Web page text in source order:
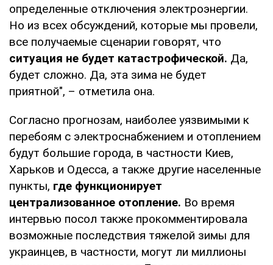
определенные отключения электроэнергии.
Но из всех обсуждений, которые мы провели,
все получаемые сценарии говорят, что
ситуация не будет катастрофической. Да,
будет сложно. Да, эта зима не будет
приятной", – отметила она.
Согласно прогнозам, наиболее уязвимыми к
перебоям с электроснабжением и отоплением
будут большие города, в частности Киев,
Харьков и Одесса, а также другие населенные
пункты, где функционирует
централизованное отопление. Во время
интервью посол также прокомментировала
возможные последствия тяжелой зимы для
украинцев, в частности, могут ли миллионы